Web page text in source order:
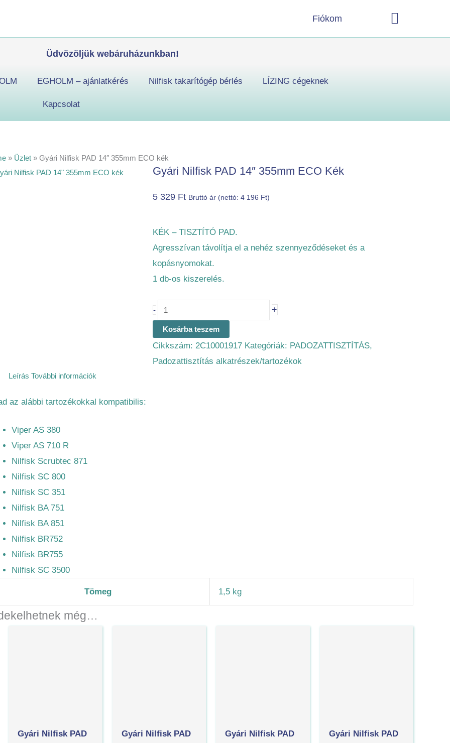
Fiókom Kosár
Üdvözöljük webáruházunkban!
EGHOLM – ajánlatkérés Nilfisk takarítógép bérlés LÍZING cégeknek
Kapcsolat
» Üzlet » Gyári Nilfisk PAD 14″ 355mm ECO kék
Gyári Nilfisk PAD 14″ 355mm ECO Kék
5 329 Ft Bruttó ár (nettó: 4 196 Ft)
KÉK – TISZTÍTÓ PAD.
Agresszívan távolítja el a nehéz szennyeződéseket és a
kopásnyomokat.
1 db-os kiszerelés.
- +
Kosárba teszem
Cikkszám: 2C10001917 Kategóriák: PADOZATTISZTÍTÁS,
Padozattisztítás alkatrészek/tartozékok
Leírás További információk
az alábbi tartozékokkal kompatibilis:
Viper AS 380
Viper AS 710 R
Nilfisk Scrubtec 871
Nilfisk SC 800
Nilfisk SC 351
Nilfisk BA 751
Nilfisk BA 851
Nilfisk BR752
Nilfisk BR755
Nilfisk SC 3500
Tömeg 1,5 kg
még…
Gyári Nilfisk PAD
Gyári Nilfisk PAD
Gyári Nilfisk PAD
Gyári Nilfisk PAD